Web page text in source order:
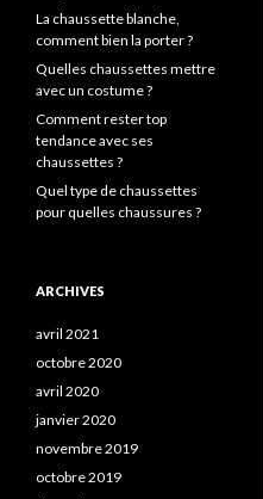
La chaussette blanche,
comment bien la porter ?
Quelles chaussettes mettre
avec un costume ?
Comment rester top
tendance avec ses
chaussettes ?
Quel type de chaussettes
pour quelles chaussures ?
ARCHIVES
avril 2021
octobre 2020
avril 2020
janvier 2020
novembre 2019
octobre 2019